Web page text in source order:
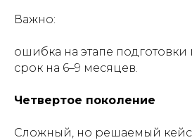
Важно:
ошибка на этапе
срок на 6–9 месяцев.
Четвертое поколение
Сложный, но решаемый